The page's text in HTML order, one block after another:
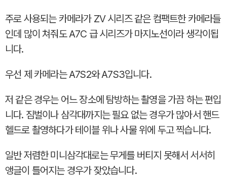
주로 사용되는 카메라가 ZV 시리즈 같은 컴팩트한 카메라들
인데 많이 쳐줘도 A7C 급 시리즈가 마지노선이라 생각이됩
니다.
우선 제 카메라는 A7S2와 A7S3입니다.
저 같은 경우는 어느 장소에 탐방하는 촬영을 가끔 하는 편입
니다. 짐벌이나 삼각대까지는 필요 없는 경우가 많아서 핸드
헬드로 촬영하다가 테이블 위나 사물 위에 두고 찍습니다.
일반 저렴한 미니삼각대로는 무게를 버티지 못해서 서서히
앵글이 틀어지는 경우가 잦았습니다.